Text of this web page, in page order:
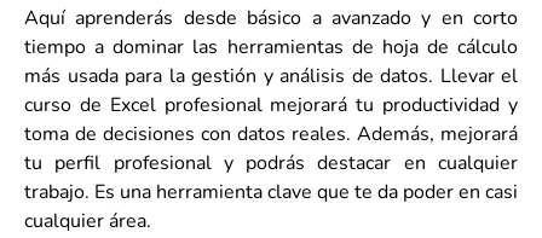
Aquí aprenderás desde básico a avanzado y en corto
tiempo a dominar las herramientas de hoja de cálculo
más usada para la gestión y análisis de datos. Llevar el
curso de Excel profesional mejorará tu productividad y
toma de decisiones con datos reales. Además, mejorará
tu perfil profesional y podrás destacar en cualquier
trabajo. Es una herramienta clave que te da poder en casi
cualquier área.